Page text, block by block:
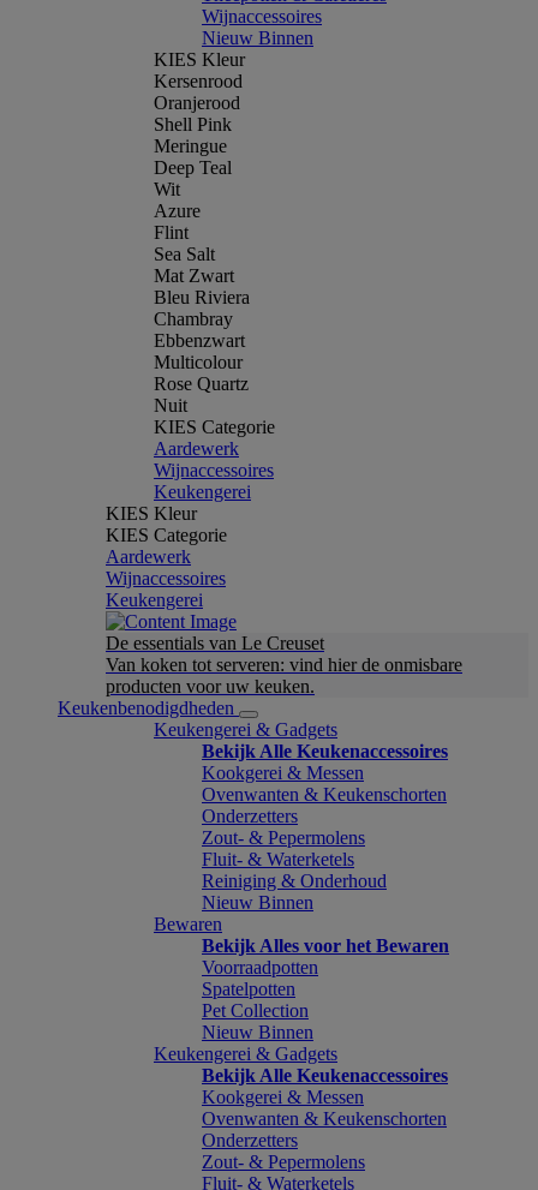
Wijnaccessoires
Nieuw Binnen
KIES Kleur
Kersenrood
Oranjerood
Shell Pink
Meringue
Deep Teal
Wit
Azure
Flint
Sea Salt
Mat Zwart
Bleu Riviera
Chambray
Ebbenzwart
Multicolour
Rose Quartz
Nuit
KIES Categorie
Aardewerk
Wijnaccessoires
Keukengerei
KIES Kleur
KIES Categorie
Aardewerk
Wijnaccessoires
Keukengerei
De essentials van Le Creuset
Van koken tot serveren: vind hier de onmisbare
producten voor uw keuken.
Keukenbenodigdheden
Keukengerei & Gadgets
Bekijk Alle Keukenaccessoires
Kookgerei & Messen
Ovenwanten & Keukenschorten
Onderzetters
Zout- & Pepermolens
Fluit- & Waterketels
Reiniging & Onderhoud
Nieuw Binnen
Bewaren
Bekijk Alles voor het Bewaren
Voorraadpotten
Spatelpotten
Pet Collection
Nieuw Binnen
Keukengerei & Gadgets
Bekijk Alle Keukenaccessoires
Kookgerei & Messen
Ovenwanten & Keukenschorten
Onderzetters
Zout- & Pepermolens
Fluit- & Waterketels